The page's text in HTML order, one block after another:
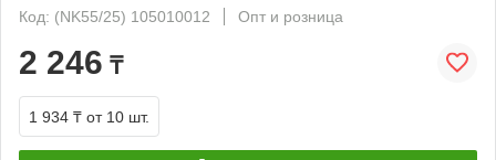
Код: (NK55/25) 105010012
Опт и розница
2 246 ₸
1 934 ₸ от 10 шт.